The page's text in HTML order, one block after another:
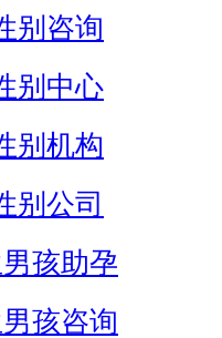
别咨询
别中心
别机构
别公司
孩助孕
孩咨询